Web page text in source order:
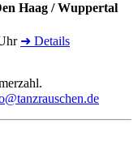
Haag / Wuppertal
➜ Details